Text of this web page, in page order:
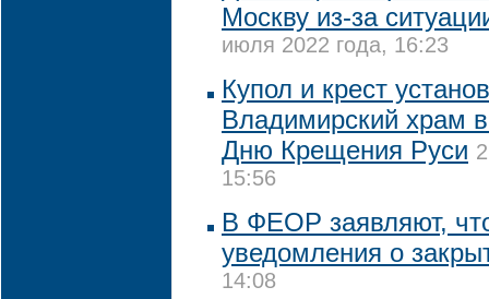
Москву из-за
июля 2022 года, 16:23
Купол и крест
Владимирский храм
Дню Крещения Руси
15:56
В ФЕОР заявляют,
уведомления о
14:08